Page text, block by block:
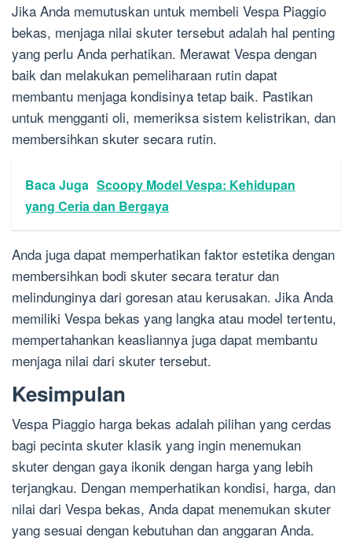
Jika Anda memutuskan untuk membeli Vespa Piaggio
bekas, menjaga nilai skuter tersebut adalah hal penting
yang perlu Anda perhatikan. Merawat Vespa dengan
baik dan melakukan pemeliharaan rutin dapat
membantu menjaga kondisinya tetap baik. Pastikan
untuk mengganti oli, memeriksa sistem kelistrikan, dan
membersihkan skuter secara rutin.
Baca Juga Scoopy Model Vespa: Kehidupan
yang Ceria dan Bergaya
Anda juga dapat memperhatikan faktor estetika dengan
membersihkan bodi skuter secara teratur dan
melindunginya dari goresan atau kerusakan. Jika Anda
memiliki Vespa bekas yang langka atau model tertentu,
mempertahankan keasliannya juga dapat membantu
menjaga nilai dari skuter tersebut.
Kesimpulan
Vespa Piaggio harga bekas adalah pilihan yang cerdas
bagi pecinta skuter klasik yang ingin menemukan
skuter dengan gaya ikonik dengan harga yang lebih
terjangkau. Dengan memperhatikan kondisi, harga, dan
nilai dari Vespa bekas, Anda dapat menemukan skuter
yang sesuai dengan kebutuhan dan anggaran Anda.